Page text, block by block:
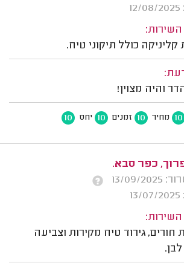
השירות:
קליניקה כולל תיקוני טיח.
והיה מצוין!
10 מחיר 10 זמנים 10 יחס 10
כפר סבא.
09/2025
השירות:
חורים, גירוד טיח מקירות וצביעה